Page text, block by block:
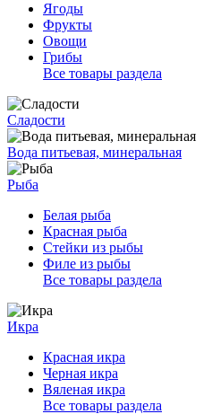
Ягоды
Фрукты
Овощи
Грибы
Все товары раздела
Сладости
Вода питьевая, минеральная
Рыба
Белая рыба
Красная рыба
Стейки из рыбы
Филе из рыбы
Все товары раздела
Икра
Красная икра
Черная икра
Вяленая икра
Все товары раздела